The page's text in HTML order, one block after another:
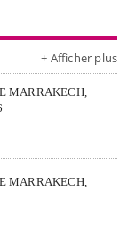
+ Afficher plus
MARRAKECH,
MARRAKECH,